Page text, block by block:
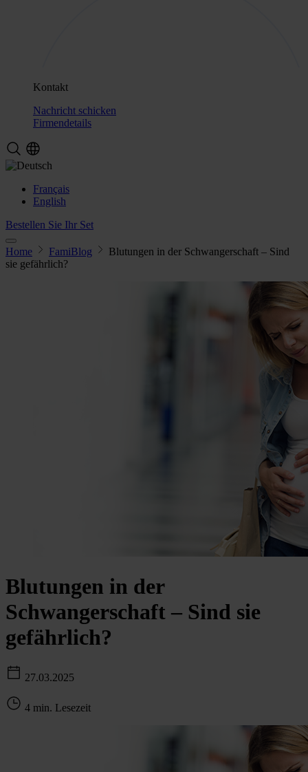
Kontakt
Nachricht schicken
Firmendetails
Français
English
Bestellen Sie Ihr Set
Home FamiBlog
Blutungen in der Schwangerschaft – Sind
sie gefährlich?
Blutungen in der
Schwangerschaft – Sind sie
gefährlich?
27.03.2025
4 min. Lesezeit